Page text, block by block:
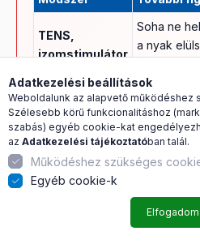
TENS,
izomstimulátor
Soha ne
a nyak
Lágylézer
Közvetlen
—
PEMF / BEMER
Régi (10
a TENS-nél
Adatkezelési beállítások
Weboldalunk az alapvető működéshez
Szélesebb körű funkcionalitáshoz
szabás) egyéb cookie-kat
az Adatkezelési tájékoztatóban talál.
Működéshez szükséges
Egyéb cookie-k
Elfogadom